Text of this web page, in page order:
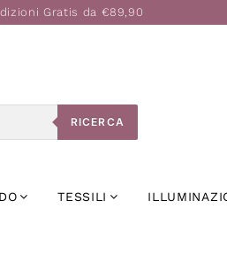
Gratis da €89,90
RICERCA
TESSILI